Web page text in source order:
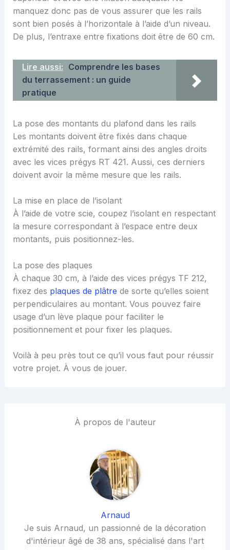
manquez donc pas de vous assurer que les rails
sont bien posés à l’horizontale à l’aide d’un niveau.
De plus, l’entraxe entre fixations doit être de 60 cm.
Lire aussi: Comprendre les bases
du terrassement : un guide
pratique
La pose des montants du plafond dans les rails
Les montants doivent être fixés dans chaque
extrémité des rails, formant ainsi des angles droits
avec les vices prégys RT 421. Aussi, ces derniers
doivent avoir la même mesure que les rails.
La mise en place de l’isolant
À l’aide de votre scie, coupez l’isolant en respectant
la mesure correspondant à l’espace entre deux
montants, puis positionnez-les.
La pose des plaques
À chaque 30 cm, à l’aide des vices prégys TF 212,
fixez des plaques de plâtre de sorte qu’elles soient
perpendiculaires au montant. Vous pouvez faire
usage d’un lève plaque pour faciliter le
positionnement et pour fixer les plaques.
Voilà à peu près tout ce qu’il vous faut pour réussir
votre projet. À vous de jouer.
À propos de l'auteur
Arnaud
Je suis Arnaud, un passionné de la décoration
d'intérieur âgé de 38 ans, spécialisé dans l'art